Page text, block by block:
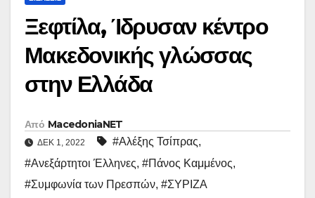
Ξεφτίλα, Ίδρυσαν κέντρο
Μακεδονικής γλώσσας
στην Ελλάδα
Από MacedoniaNET
ΔΕΚ 1, 2022 #Αλέξης Τσίπρας,
#Ανεξάρτητοι Έλληνες, #Πάνος Καμμένος,
#Συμφωνία των Πρεσπών, #ΣΥΡΙΖΑ